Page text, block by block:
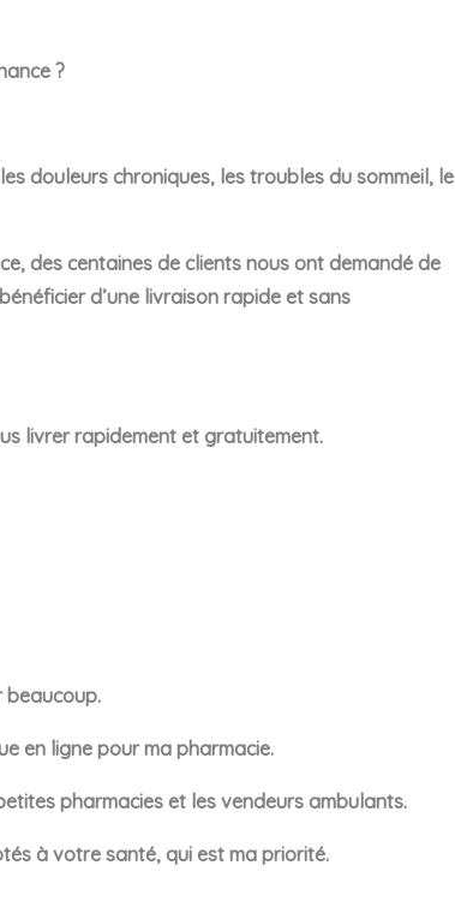
?
douleurs chroniques, les troubles du sommeil, le
des centaines de clients nous ont demandé de
d’une livraison rapide et sans
livrer rapidement et gratuitement.
beaucoup.
en ligne pour ma pharmacie.
pharmacies et les vendeurs ambulants.
à votre santé, qui est ma priorité.